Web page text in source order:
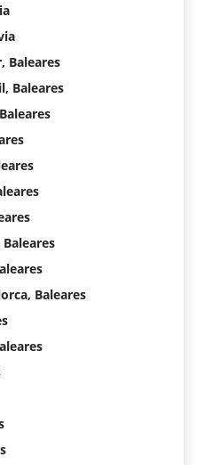
Baleares
Baleares
Baleares